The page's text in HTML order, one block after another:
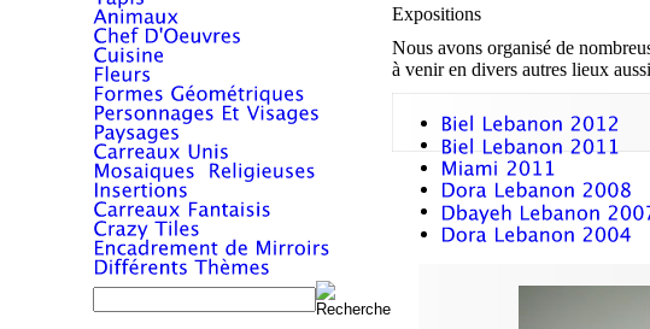
Expositions
Nous avons organisé de
à venir en divers autres lieux